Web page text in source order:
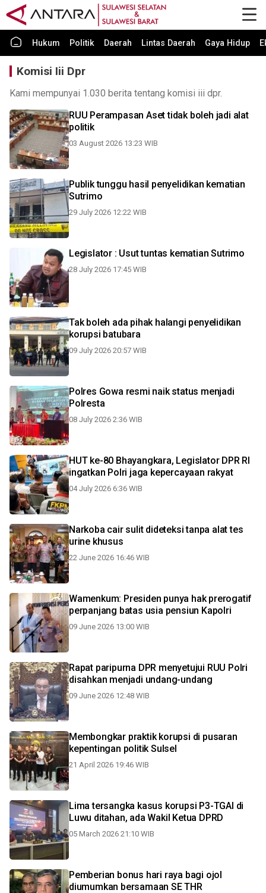
Hukum Politik Daerah Lintas Daerah Gaya Hidup
Komisi Iii Dpr
Kami mempunyai 1.030 berita tentang komisi iii dpr.
RUU Perampasan Aset tidak boleh jadi alat
politik
03 August 2026 13:23 WIB
Publik tunggu hasil penyelidikan kematian
Sutrimo
29 July 2026 12:22 WIB
Legislator : Usut tuntas kematian Sutrimo
28 July 2026 17:45 WIB
Tak boleh ada pihak halangi penyelidikan
korupsi batubara
09 July 2026 20:57 WIB
Polres Gowa resmi naik status menjadi
Polresta
08 July 2026 2:36 WIB
HUT ke-80 Bhayangkara, Legislator DPR RI
ingatkan Polri jaga kepercayaan rakyat
04 July 2026 6:36 WIB
Narkoba cair sulit dideteksi tanpa alat tes
urine khusus
22 June 2026 16:46 WIB
Wamenkum: Presiden punya hak prerogatif
perpanjang batas usia pensiun Kapolri
09 June 2026 13:00 WIB
Rapat paripurna DPR menyetujui RUU Polri
disahkan menjadi undang-undang
09 June 2026 12:48 WIB
Membongkar praktik korupsi di pusaran
kepentingan politik Sulsel
21 April 2026 19:46 WIB
Lima tersangka kasus korupsi P3-TGAI di
Luwu ditahan, ada Wakil Ketua DPRD
05 March 2026 21:10 WIB
Pemberian bonus hari raya bagi ojol
diumumkan bersamaan SE THR